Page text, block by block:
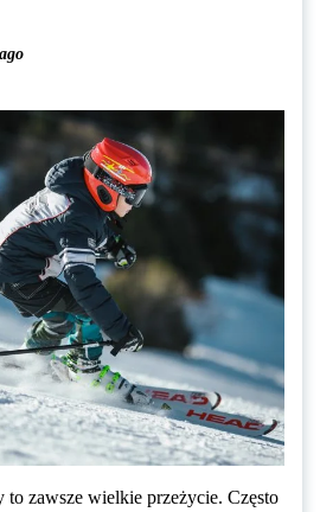
zawsze wielkie przeżycie. Często